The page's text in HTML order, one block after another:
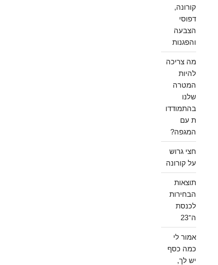
קורונה,
דפוסי
הצבעה
והפגנות
מה צריכה
להיות
המטרה
שלנו
בהתמודדו
ת עם
המגפה?
חצי גרוש
על קורונה
תוצאות
הבחירות
לכנסת
ה־23
אמור לי
כמה כסף
יש לך,